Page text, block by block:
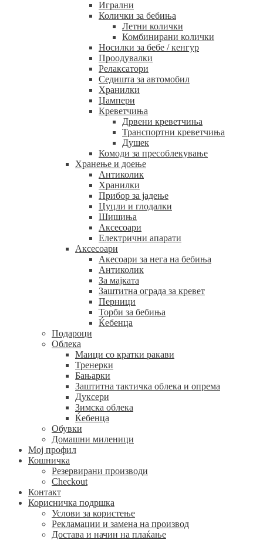
Игрални
Колички за бебиња
Летни колички
Комбинирани колички
Носилки за бебе / кенгур
Проодувалки
Релаксатори
Седишта за автомобил
Хранилки
Џампери
Креветчиња
Дрвени креветчиња
Транспортни креветчиња
Душек
Комоди за пресоблекување
Хранење и доење
Антиколик
Хранилки
Прибор за јадење
Цуцли и глодалки
Шишиња
Аксесоари
Електрични апарати
Аксесоари
Акесоари за нега на бебиња
Антиколик
За мајката
Заштитна ограда за кревет
Перници
Торби за бебиња
Ќебенца
Подароци
Облека
Маици со кратки ракави
Тренерки
Бањарки
Заштитна тактичка облека и опрема
Дуксери
Зимска облека
Ќебенца
Обувки
Домашни миленици
Мој профил
Кошничка
Резервирани производи
Checkout
Контакт
Корисничка подршка
Услови за користење
Рекламации и замена на производ
Достава и начин на плаќање